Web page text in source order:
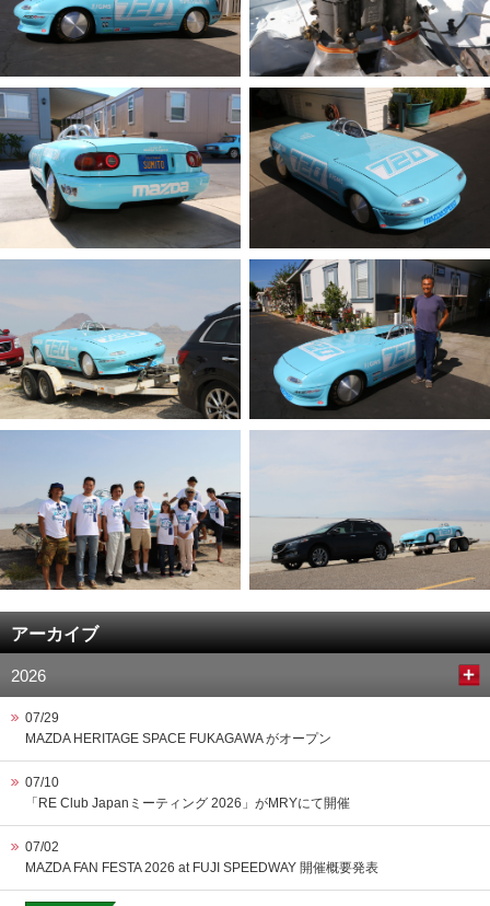
アーカイブ
2026
07/29
MAZDA HERITAGE SPACE FUKAGAWA がオープン
07/10
「RE Club Japanミーティング 2026」がMRYにて開催
07/02
MAZDA FAN FESTA 2026 at FUJI SPEEDWAY 開催概要発表